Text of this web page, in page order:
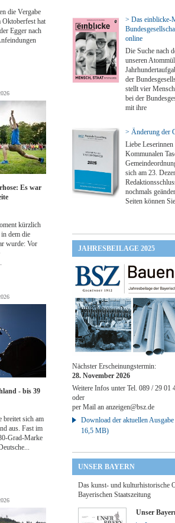
die Vergabe
Oktoberfest hat
Egger nach
Es war
kürzlich
dem die
wurde: Vor
- bis 39
breitet sich am
aus. Fast im
Grad-Marke
> Das einblicke-
online
Die Suche nach
unseren
der
stellt vier
bei der
mit ihre
> Änderung der
Liebe
Kommunalen
sich am 23.
nochmals
Seiten können
JAHRESBEILAGE 2025
Nächster Erscheinungstermin:
28. November 2026
Weitere Infos unter Tel. 089 / 29 01
oder
per Mail an anzeigen@bsz.de
Download der aktuellen
16,5 MB)
UNSER BAYERN
Das kunst- und kulturhistorische
Bayerischen Staatszeitung
Unser